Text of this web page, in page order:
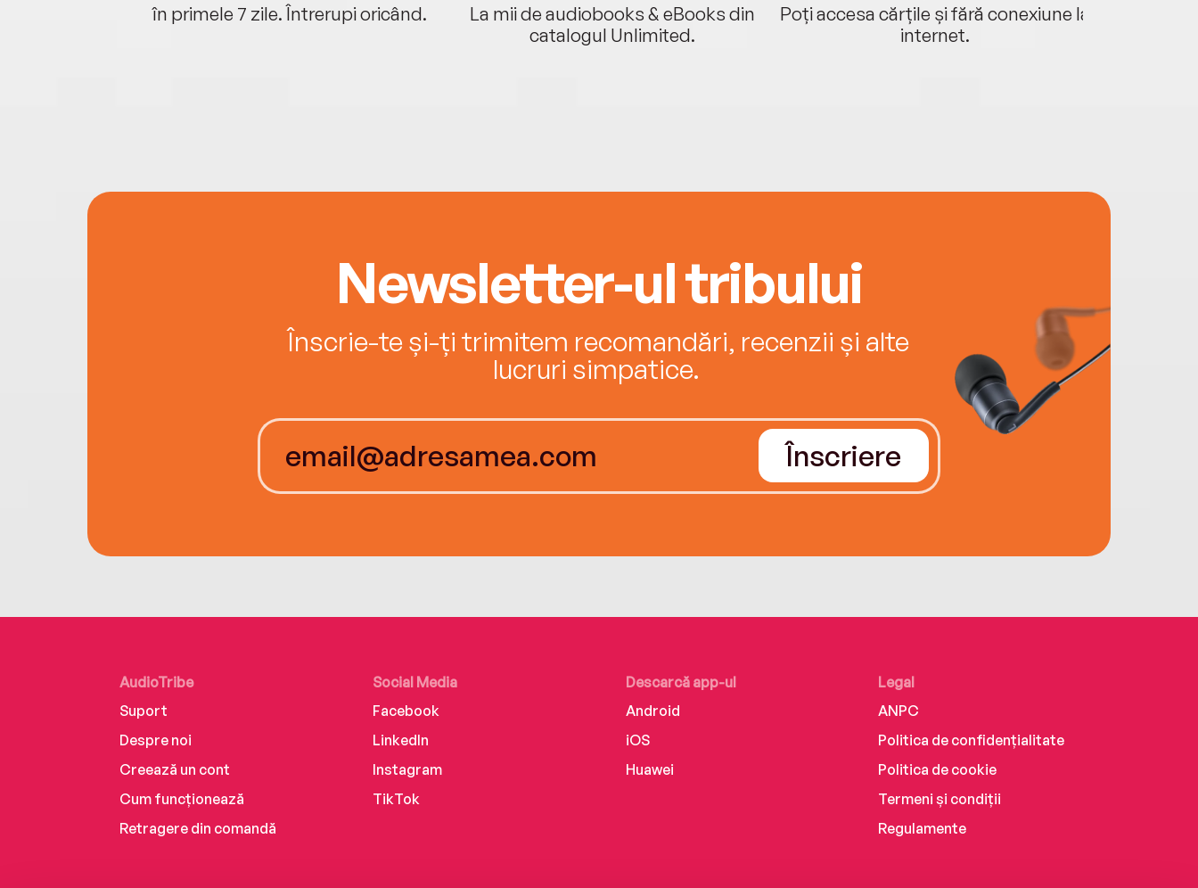
în primele 7 zile. Întrerupi oricând.
La mii de audiobooks & eBooks din
catalogul Unlimited.
Poți accesa cărțile și fără conexiune la
internet.
Newsletter-ul tribului
Înscrie-te și-ți trimitem recomandări, recenzii și alte
lucruri simpatice.
Înscriere
AudioTribe
Suport
Despre noi
Creează un cont
Cum funcționează
Retragere din comandă
Social Media
Facebook
LinkedIn
Instagram
TikTok
Descarcă app-ul
Android
iOS
Huawei
Legal
ANPC
Politica de confidențialitate
Politica de cookie
Termeni și condiții
Regulamente